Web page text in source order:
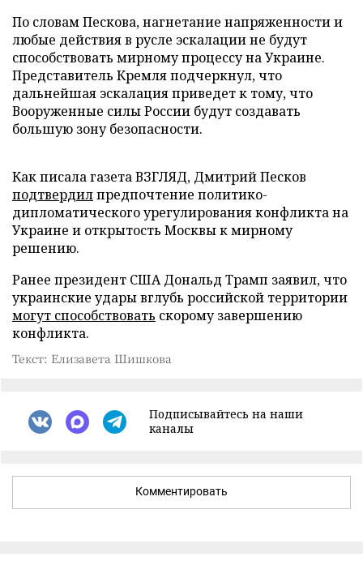
По словам Пескова, нагнетание напряженности и
любые действия в русле эскалации не будут
способствовать мирному процессу на Украине.
Представитель Кремля подчеркнул, что
дальнейшая эскалация приведет к тому, что
Вооруженные силы России будут создавать
большую зону безопасности.
Как писала газета ВЗГЛЯД, Дмитрий Песков
подтвердилпредпочтение политико-
дипломатического урегулирования конфликта на
Украине и открытость Москвы к мирному
решению.
Ранее президент США Дональд Трамп заявил, что
украинские удары вглубь российской территории
могут способствовать скорому завершению
конфликта.
Текст: Елизавета Шишкова
Подписывайтесь на наши
каналы
Комментировать